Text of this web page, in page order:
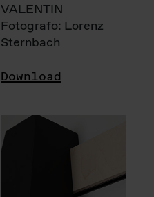
VALENTIN
Fotografo: Lorenz
Sternbach
Download